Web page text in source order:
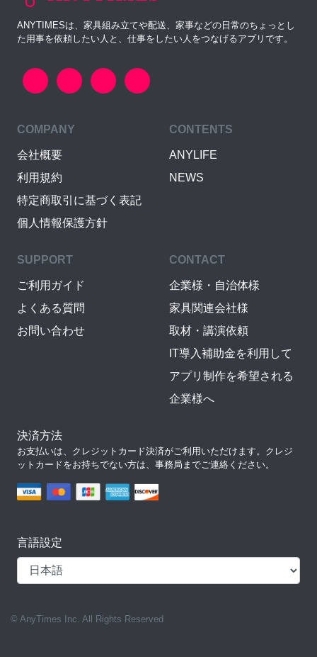
ANYTIMESは、家具組み立てや配送、家事などの日常のちょっとし
た用事を依頼したい人と、仕事をしたい人をつなげるアプリです。
COMPANY
会社概要
利用規約
特定商取引に基づく表記
個人情報保護方針
CONTENTS
ANYLIFE
NEWS
SUPPORT
ご利用ガイド
よくある質問
お問い合わせ
CONTACT
企業様・自治体様
家具関連会社様
取材・講演依頼
IT導入補助金を利用して
アプリ制作を希望される
企業様へ
決済方法
お支払いは、クレジットカード決済がご利用いただけます。クレジ
ットカードをお持ちでない方は、事務局までご連絡ください。
言語設定
© AnyTimes Inc. All Rights Reserved